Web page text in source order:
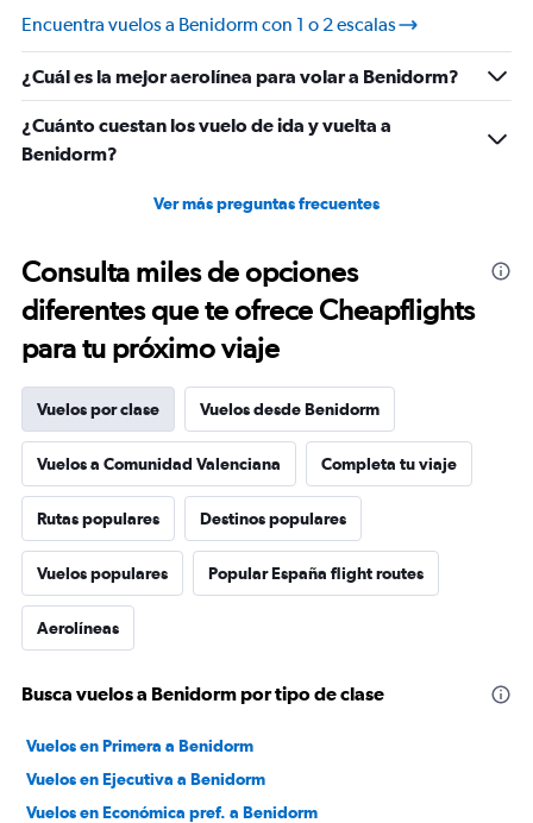
Encuentra vuelos a Benidorm con 1 o 2 escalas
¿Cuál es la mejor aerolínea para volar a Benidorm?
¿Cuánto cuestan los vuelo de ida y vuelta a
Benidorm?
Ver más preguntas frecuentes
Consulta miles de opciones
diferentes que te ofrece Cheapflights
para tu próximo viaje
Vuelos por clase Vuelos desde Benidorm
Vuelos a Comunidad Valenciana Completa tu viaje
Rutas populares Destinos populares
Vuelos populares Popular España flight routes
Aerolíneas
Busca vuelos a Benidorm por tipo de clase
Vuelos en Primera a Benidorm
Vuelos en Ejecutiva a Benidorm
Vuelos en Económica pref. a Benidorm